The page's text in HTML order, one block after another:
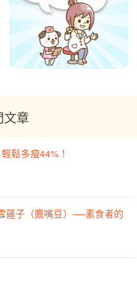
文章
鬆多瘦44%！
蓮子（鷹嘴豆）──素食者的